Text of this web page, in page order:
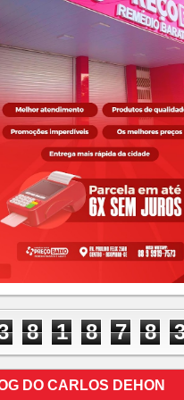
8 1 8 7 8
DO CARLOS DEHON